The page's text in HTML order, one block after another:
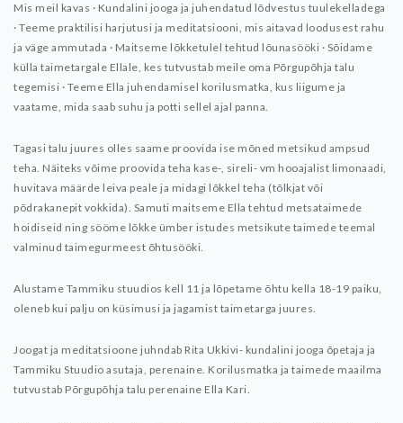
Mis meil kavas · Kundalini jooga ja juhendatud lõdvestus tuulekelladega
· Teeme praktilisi harjutusi ja meditatsiooni, mis aitavad loodusest rahu
ja väge ammutada · Maitseme lõkketulel tehtud lõunasööki · Sõidame
külla taimetargale Ellale, kes tutvustab meile oma Põrgupõhja talu
tegemisi · Teeme Ella juhendamisel korilusmatka, kus liigume ja
vaatame, mida saab suhu ja potti sellel ajal panna.
Tagasi talu juures olles saame proovida ise mõned metsikud ampsud
teha. Näiteks võime proovida teha kase-, sireli- vm hooajalist limonaadi,
huvitava määrde leiva peale ja midagi lõkkel teha (tõlkjat või
põdrakanepit vokkida). Samuti maitseme Ella tehtud metsataimede
hoidiseid ning sööme lõkke ümber istudes metsikute taimede teemal
valminud taimegurmeest õhtusööki.
Alustame Tammiku stuudios kell 11 ja lõpetame õhtu kella 18-19 paiku,
oleneb kui palju on küsimusi ja jagamist taimetarga juures.
Joogat ja meditatsioone juhndab Rita Ukkivi- kundalini jooga õpetaja ja
Tammiku Stuudio asutaja, perenaine. Korilusmatka ja taimede maailma
tutvustab Põrgupõhja talu perenaine Ella Kari.